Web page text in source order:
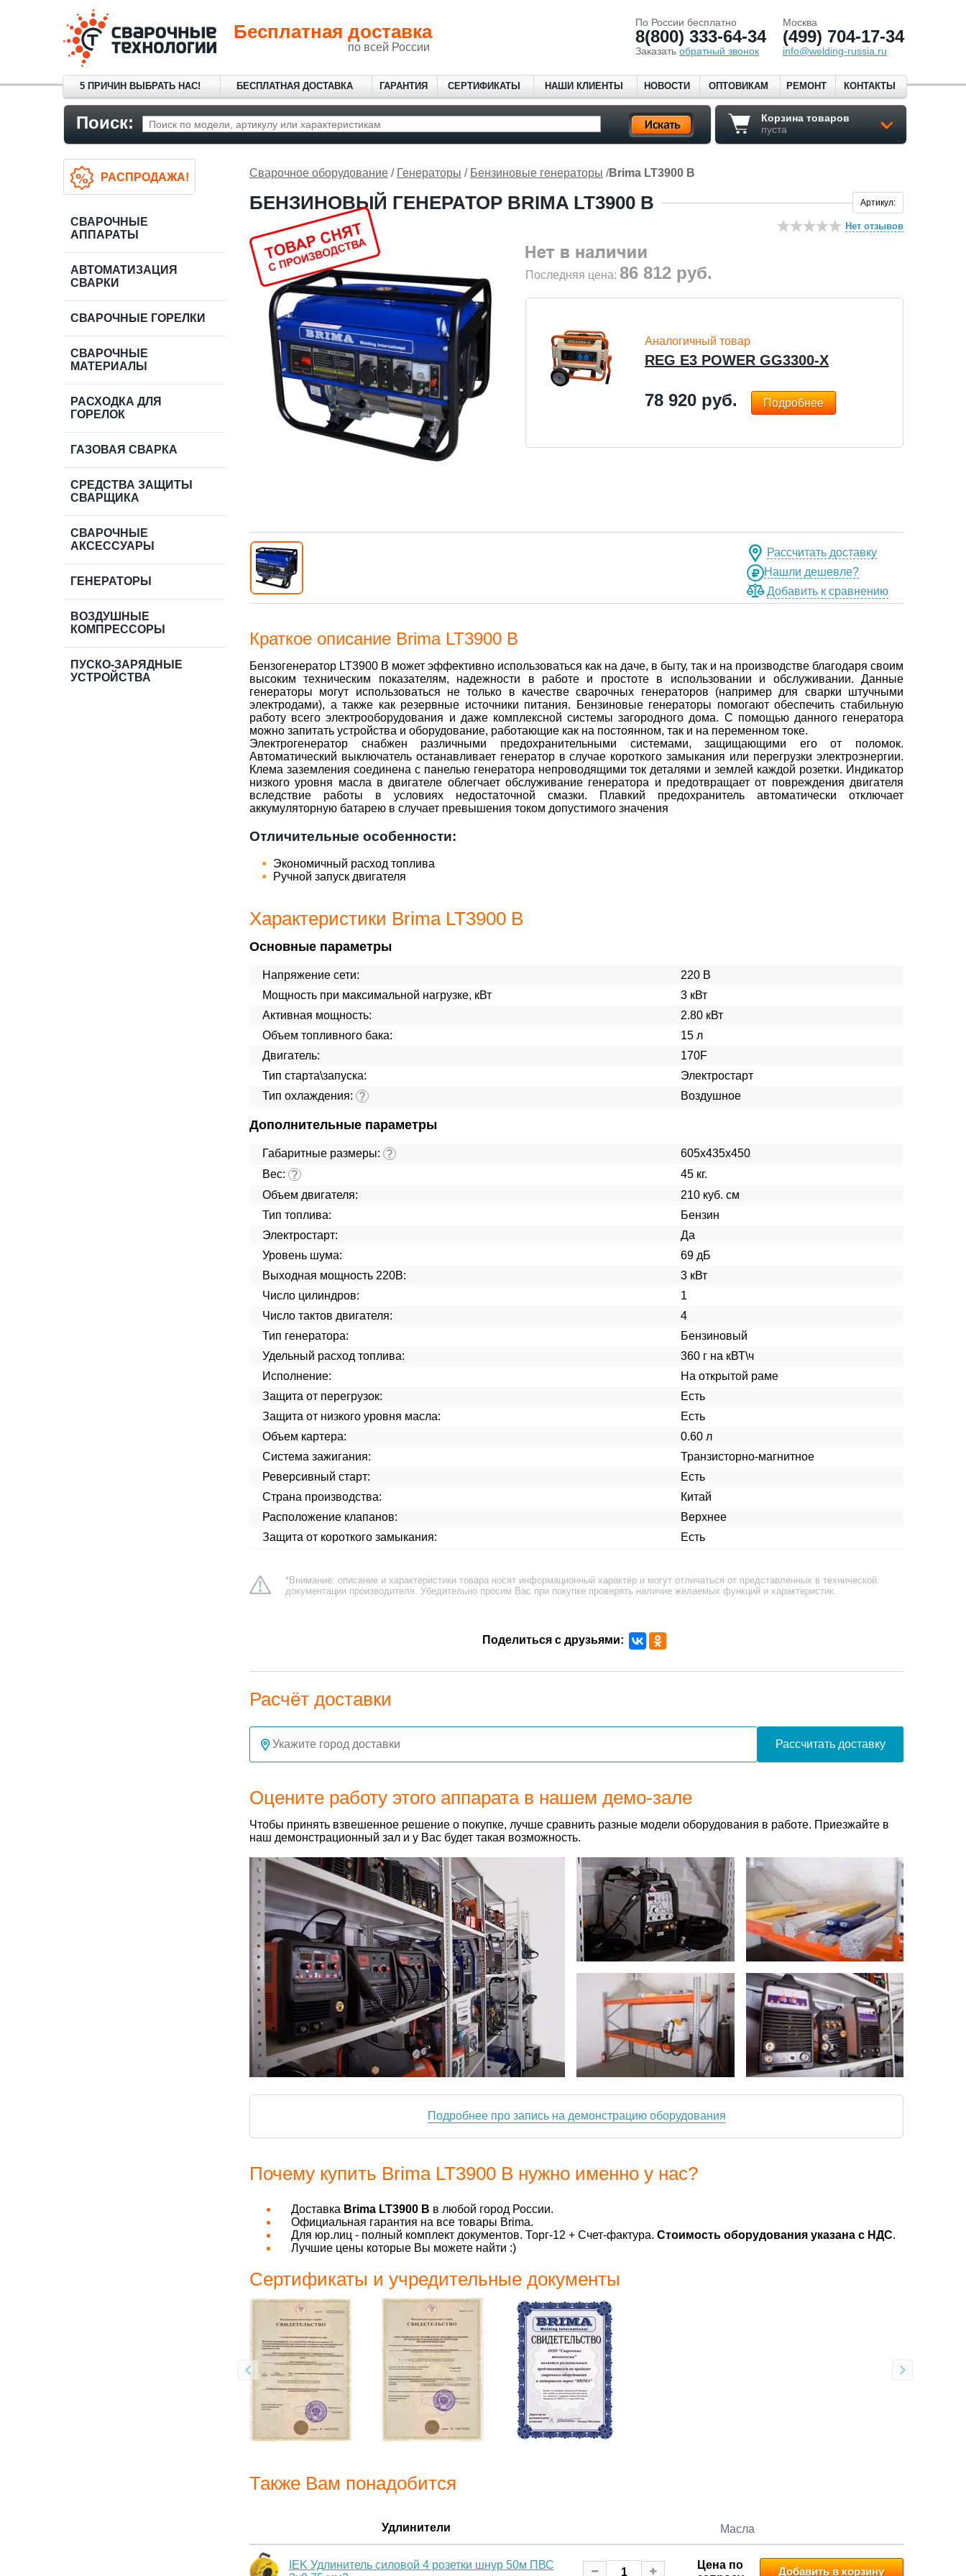
Бесплатная доставка
по всей России
По России бесплатно
8(800) 333-64-34
Заказать обратный звонок
Москва
(499) 704-17-34
info@welding-russia.ru
5 ПРИЧИН ВЫБРАТЬ НАС! БЕСПЛАТНАЯ ДОСТАВКА ГАРАНТИЯ СЕРТИФИКАТЫ НАШИ КЛИЕНТЫ НОВОСТИ ОПТОВИКАМ РЕМОНТ КОНТАКТЫ
Поиск:
Корзина товаров
пуста
Сварочное оборудование / Генераторы / Бензиновые генераторы /Brima LT3900 В
БЕНЗИНОВЫЙ ГЕНЕРАТОР BRIMA LT3900 В
Нет отзывов
Артикул:
Последняя цена: 86 812 руб.
Аналогичный товар
REG E3 POWER GG3300-X
78 920 руб. Подробнее
Рассчитать доставку
Нашли дешевле?
Добавить к сравнению
Краткое описание Brima LT3900 В
Бензогенератор LT3900 B может эффективно использоваться как на даче, в быту, так и на производстве благодаря своим
высоким техническим показателям, надежности в работе и простоте в использовании и обслуживании. Данные
генераторы могут использоваться не только в качестве сварочных генераторов (например для сварки штучными
электродами), а также как резервные источники питания. Бензиновые генераторы помогают обеспечить стабильную
работу всего электрооборудования и даже комплексной системы загородного дома. С помощью данного генератора
можно запитать устройства и оборудование, работающие как на постоянном, так и на переменном токе.
Электрогенератор снабжен различными предохранительными системами, защищающими его от поломок.
Автоматический выключатель останавливает генератор в случае короткого замыкания или перегрузки электроэнергии.
Клема заземления соединена с панелью генератора непроводящими ток деталями и землей каждой розетки. Индикатор
низкого уровня масла в двигателе облегчает обслуживание генератора и предотвращает от повреждения двигателя
вследствие работы в условиях недостаточной смазки. Плавкий предохранитель автоматически отключает
аккумуляторную батарею в случает превышения током допустимого значения
Отличительные особенности:
Экономичный расход топлива
Ручной запуск двигателя
Характеристики Brima LT3900 В
Основные параметры
Напряжение сети:
220 В
Мощность при максимальной нагрузке, кВт
3 кВт
Активная мощность:
2.80 кВт
Объем топливного бака:
15 л
Двигатель:
170F
Тип старта\запуска:
Электростарт
Тип охлаждения: ? Воздушное
Дополнительные параметры
Габаритные размеры: ?
605x435x450
Вес: ?
45 кг.
Объем двигателя:
210 куб. см
Тип топлива:
Бензин
Электростарт:
Да
Уровень шума:
69 дБ
Выходная мощность 220В:
3 кВт
Число цилиндров:
1
Число тактов двигателя:
4
Тип генератора:
Бензиновый
Удельный расход топлива:
360 г на кВТ\ч
Исполнение:
На открытой раме
Защита от перегрузок:
Есть
Защита от низкого уровня масла:
Есть
Объем картера:
0.60 л
Система зажигания:
Транзисторно-магнитное
Реверсивный старт:
Есть
Страна производства:
Китай
Расположение клапанов:
Верхнее
Защита от короткого замыкания:
Есть
*Внимание: описание и характеристики товара носят информационный характер и могут отличаться от представленных в технической
документации производителя. Убедительно просим Вас при покупке проверять наличие желаемых функций и характеристик.
Поделиться с друзьями:
Расчёт доставки
Рассчитать доставку
Оцените работу этого аппарата в нашем демо-зале
Чтобы принять взвешенное решение о покупке, лучше сравнить разные модели оборудования в работе. Приезжайте в
наш демонстрационный зал и у Вас будет такая возможность.
Подробнее про запись на демонстрацию оборудования
Почему купить Brima LT3900 В нужно именно у нас?
Доставка Brima LT3900 В в любой город России.
Официальная гарантия на все товары Brima.
Для юр.лиц - полный комплект документов. Торг-12 + Счет-фактура. Стоимость оборудования указана с НДС.
Лучшие цены которые Вы можете найти :)
Сертификаты и учредительные документы
Также Вам понадобится
Удлинители Масла
IEK Удлинитель силовой 4 розетки шнур 50м ПВС
Цена по
Добавить в корзину
РАСПРОДАЖА!
СВАРОЧНЫЕ
АППАРАТЫ
АВТОМАТИЗАЦИЯ
СВАРКИ
СВАРОЧНЫЕ ГОРЕЛКИ
СВАРОЧНЫЕ
МАТЕРИАЛЫ
РАСХОДКА ДЛЯ
ГОРЕЛОК
ГАЗОВАЯ СВАРКА
СРЕДСТВА ЗАЩИТЫ
СВАРЩИКА
СВАРОЧНЫЕ
АКСЕССУАРЫ
ГЕНЕРАТОРЫ
ВОЗДУШНЫЕ
КОМПРЕССОРЫ
ПУСКО-ЗАРЯДНЫЕ
УСТРОЙСТВА